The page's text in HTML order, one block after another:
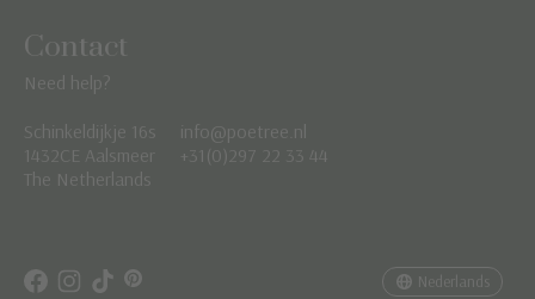
Contact
Need help?
Schinkeldijkje 16s
1432CE Aalsmeer
The Netherlands
info@poetree.nl
+31(0)297 22 33 44
Nederlands
Nederlands